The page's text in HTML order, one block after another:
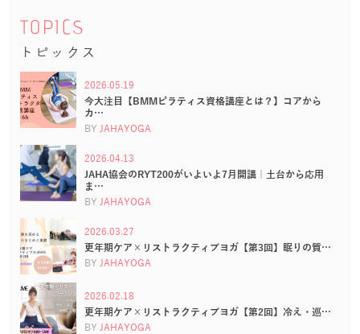
TOPICS
トピックス
2026.05.19
今大注目【BMMピラティス資格講座とは？】コアから
カ…
BY JAHAYOGA
2026.04.13
JAHA協会のRYT200がいよいよ7月開講｜土台から応用
ま…
BY JAHAYOGA
2026.03.27
更年期ケア×リストラクティブヨガ【第3回】眠りの質…
BY JAHAYOGA
2026.02.18
更年期ケア×リストラクティブヨガ【第2回】冷え・巡…
BY JAHAYOGA